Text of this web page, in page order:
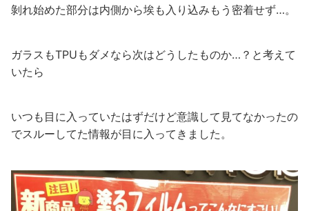
剝れ始めた部分は内側から埃も入り込みもう密着せず…。
ガラスもTPUもダメなら次はどうしたものか…？と考えて
いたら
いつも目に入っていたはずだけど意識して見てなかったの
でスルーしてた情報が目に入ってきました。